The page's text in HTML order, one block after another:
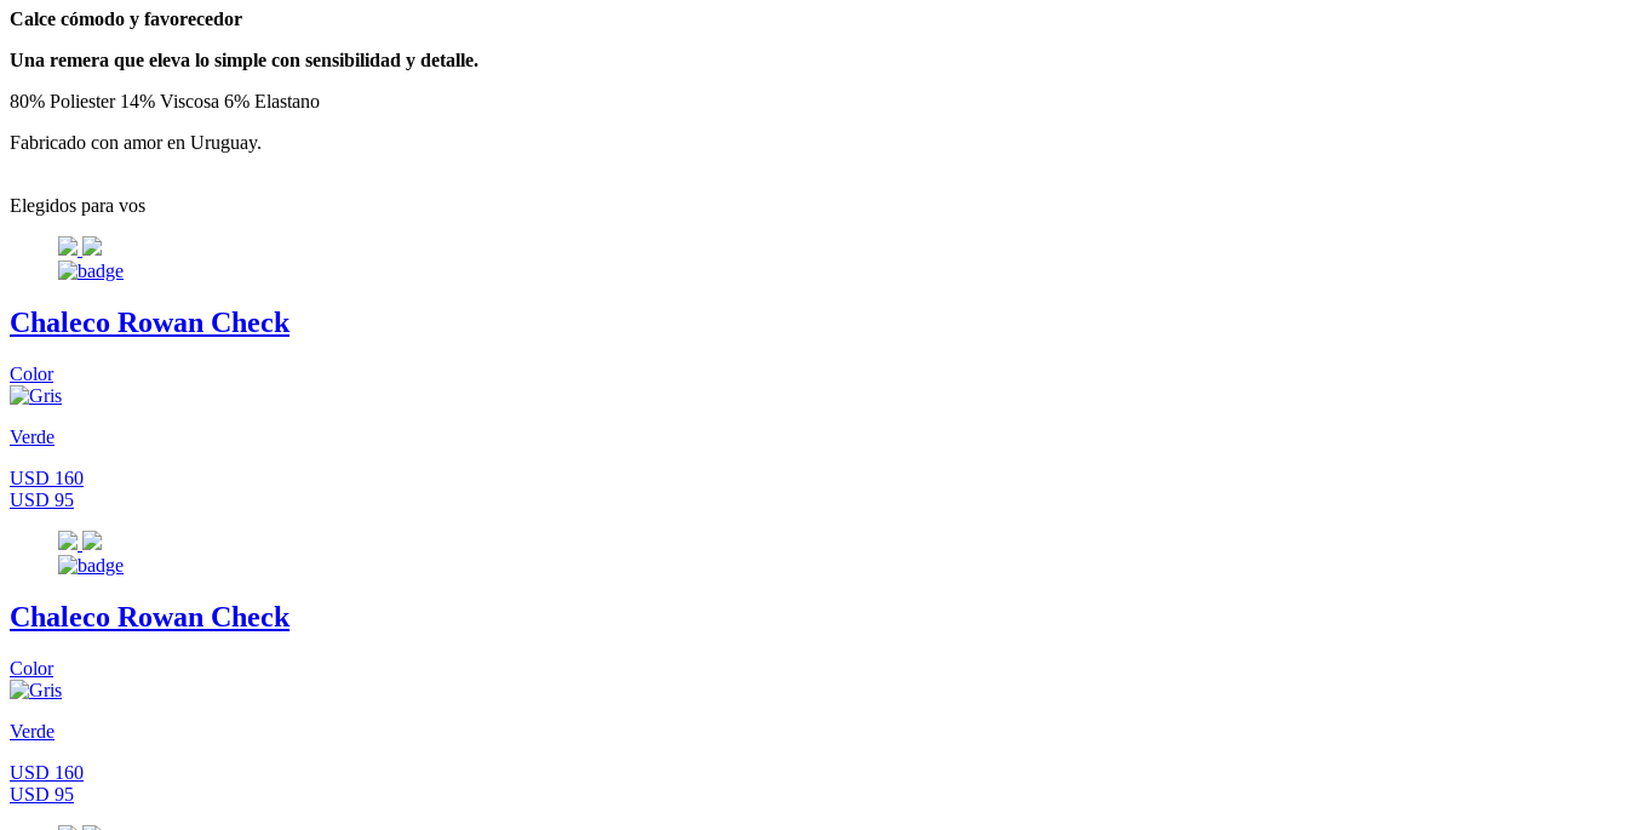
Calce cómodo y favorecedor
Una remera que eleva lo simple con sensibilidad y detalle.
80% Poliester 14% Viscosa 6% Elastano
Fabricado con amor en Uruguay.
Elegidos para vos
Chaleco Rowan Check
Color
Verde
USD 160
USD 95
Chaleco Rowan Check
Color
Verde
USD 160
USD 95